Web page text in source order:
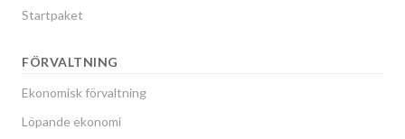
Startpaket
FÖRVALTNING
Ekonomisk förvaltning
Löpande ekonomi